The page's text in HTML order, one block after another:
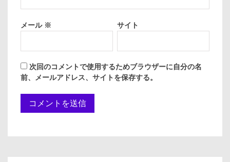
メール ※ サイト
次回のコメントで使用するためブラウザーに自分の名
前、メールアドレス、サイトを保存する。